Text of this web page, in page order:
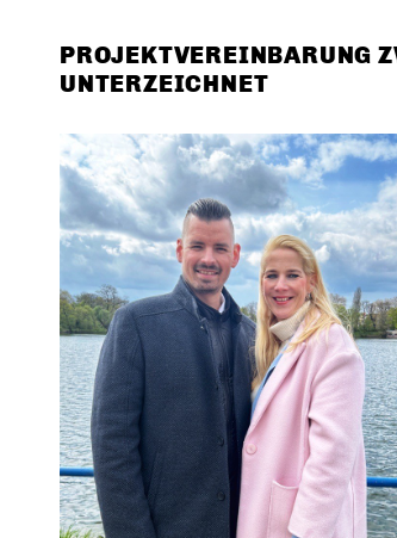
PROJEKTVEREINBARUNG
UNTERZEICHNET